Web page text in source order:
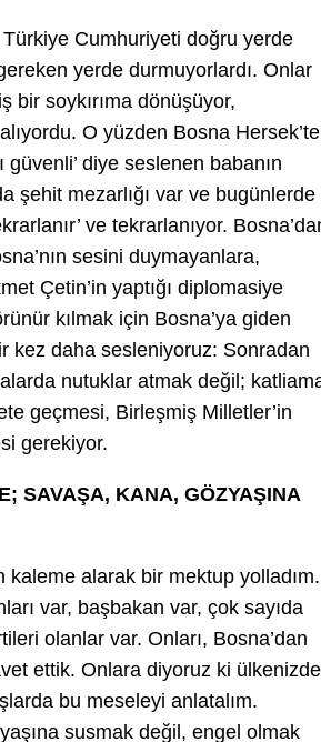
Cumhuriyeti doğru yerde
yerde durmuyorlardı. Onlar
bir soykırıma dönüşüyor,
O yüzden Bosna Hersek’te
güvenli’ diye seslenen babanın
şehit mezarlığı var ve bugünlerde
ve tekrarlanıyor.
sesini duymayanlara,
Çetin’in yaptığı diplomasiye
kılmak için Bosna’ya giden
kez daha sesleniyoruz: Sonradan
nutuklar atmak değil;
geçmesi, Birleşmiş Milletler’in
gerekiyor.
SAVAŞA, KANA, GÖZYAŞINA
kaleme alarak bir mektup yolladım.
var, başbakan var, çok sayıda
olanlar var. Onları, Bosna’dan
ettik. Onlara diyoruz ki ülkenizde
bu meseleyi anlatalım.
susmak değil, engel olmak